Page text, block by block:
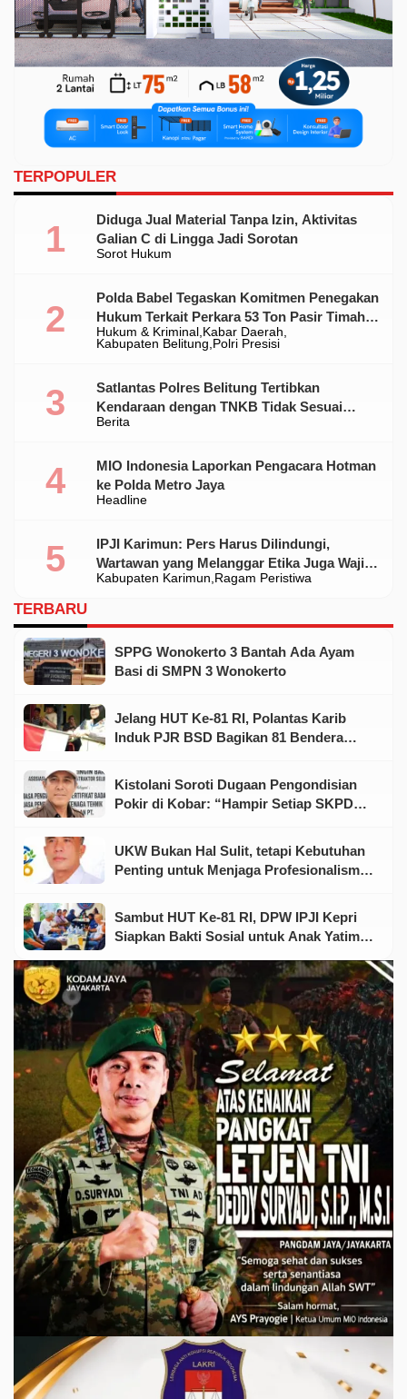
TERPOPULER
Sorot Hukum
Diduga Jual Material Tanpa Izin, Aktivitas
Galian C di Lingga Jadi Sorotan
Hukum & Kriminal Kabar Daerah
Kabupaten Belitung Polri Presisi
Polda Babel Tegaskan Komitmen Penegakan
Hukum Terkait Perkara 53 Ton Pasir Timah
Ilegal Di Belitung
Berita
Satlantas Polres Belitung Tertibkan
Kendaraan dengan TNKB Tidak Sesuai
Standar
Headline
MIO Indonesia Laporkan Pengacara Hotman
ke Polda Metro Jaya
Kabupaten Karimun Ragam Peristiwa
IPJI Karimun: Pers Harus Dilindungi,
Wartawan yang Melanggar Etika Juga Wajib
Dikoreksi
TERBARU
SPPG Wonokerto 3 Bantah Ada Ayam
Basi di SMPN 3 Wonokerto
Jelang HUT Ke-81 RI, Polantas Karib
Induk PJR BSD Bagikan 81 Bendera
Kistolani Soroti Dugaan Pengondisian
Pokir di Kobar: “Hampir Setiap SKPD
UKW Bukan Hal Sulit, tetapi Kebutuhan
Penting untuk Menjaga Profesionalisme
Sambut HUT Ke-81 RI, DPW IPJI Kepri
Siapkan Bakti Sosial untuk Anak Yatim